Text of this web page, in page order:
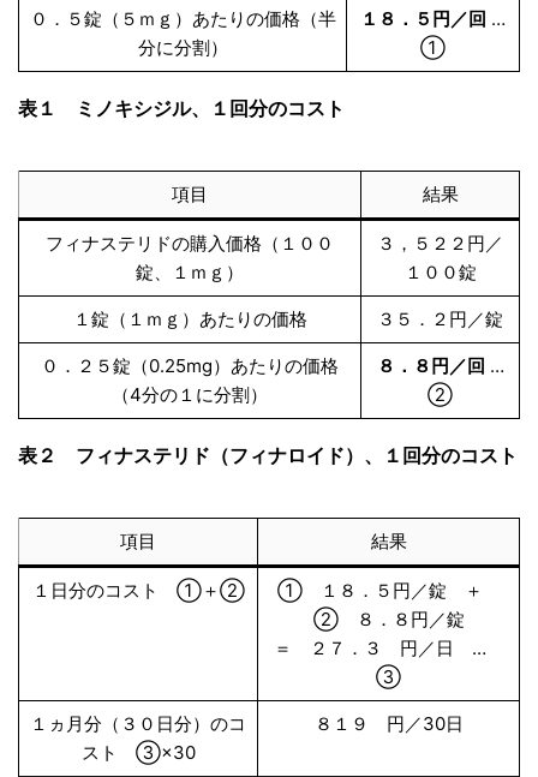
０．５錠（５ｍｇ）あたりの価格（半
分に分割）
１８．５円／回 …
①
表１ ミノキシジル、１回分のコスト
項目 結果
フィナステリドの購入価格（１００
錠、１ｍｇ）
３，５２２円／
１００錠
１錠（１ｍｇ）あたりの価格 ３５．２円／錠
０．２５錠（0.25mg）あたりの価格
（4分の１に分割）
８．８円／回 …
②
表２ フィナステリド（フィナロイド）、１回分のコスト
項目 結果
１日分のコスト ①＋②
① １８．５円／錠 ＋
② ８．８円／錠
＝ ２７．３ 円／日 …
③
１ヵ月分（３０日分）のコ
スト ③×30
８１９ 円／30日